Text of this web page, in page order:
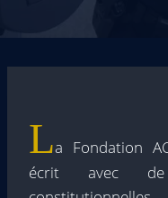
La Fondation
écrit avec de